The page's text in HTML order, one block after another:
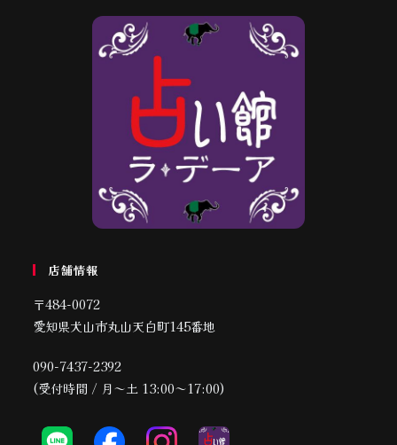
店舗情報
〒484-0072
愛知県犬山市丸山天白町145番地
090-7437-2392
(受付時間 / 月～土 13:00～17:00)